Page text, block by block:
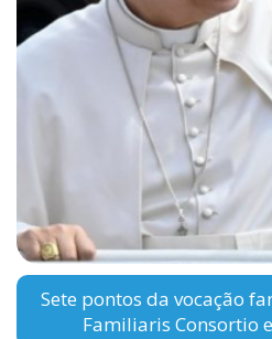
Sete pontos da vocação
Familiaris Consortio